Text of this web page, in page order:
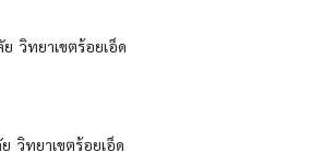
ยาเขตร้อยเอ็ด
ทยาเขตร้อยเอ็ด